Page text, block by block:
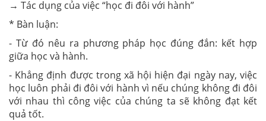
→ Tác dụng của việc “học đi đôi với hành”
* Bàn luận:
- Từ đó nêu ra phương pháp học đúng đắn: kết hợp
giữa học và hành.
- Khẳng định được trong xã hội hiện đại ngày nay, việc
học luôn phải đi đôi với hành vì nếu chúng không đi đôi
với nhau thì công việc của chúng ta sẽ không đạt kết
quả tốt.